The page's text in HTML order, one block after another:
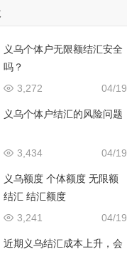
义乌个体户无限额结汇安全
吗？
04/19
3,272
义乌个体户结汇的风险问题
04/19
3,434
义乌额度 个体额度 无限额
结汇 结汇额度
04/19
3,241
近期义乌结汇成本上升，会